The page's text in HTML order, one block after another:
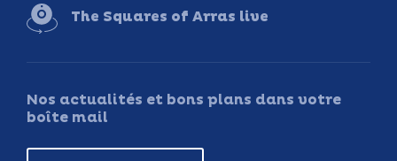
The Squares of Arras live
Nos actualités et bons plans dans votre
boîte mail